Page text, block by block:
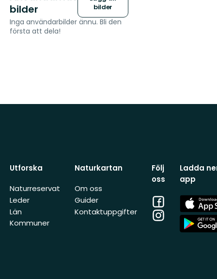
bilder
bilder
Inga användarbilder ännu. Bli den
första att dela!
Utforska
Naturreservat
Leder
Län
Kommuner
Naturkartan
Om oss
Guider
Kontaktuppgifter
Följ
oss
Facebook
Instagram
Ladda
app
App
Store
App
Store